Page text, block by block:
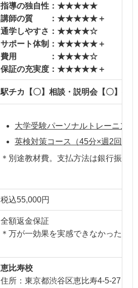
指導の独自性：★★★★★
講師の質 ：★★★★★＋
通学しやすさ：★★★★☆
サポート体制：★★★★★＋
費用 ：★★★★☆
保証の充実度：★★★★★＋
駅チカ【〇】相談・説明会【〇】授
大学受験パーソナルトレーニン
英検対策コース（45分×週2回3ヶ
＊別途教材費。支払方法は銀行振込
税込55,000円
全額返金保証
＊万が一効果を実感できなかった場
恵比寿校
住所：東京都渋谷区恵比寿4-5-27 パ